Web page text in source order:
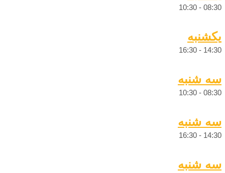
08:30
-
10:30
یکشنبه
14:30
-
16:30
سه شنبه
08:30
-
10:30
سه شنبه
14:30
-
16:30
سه شنبه